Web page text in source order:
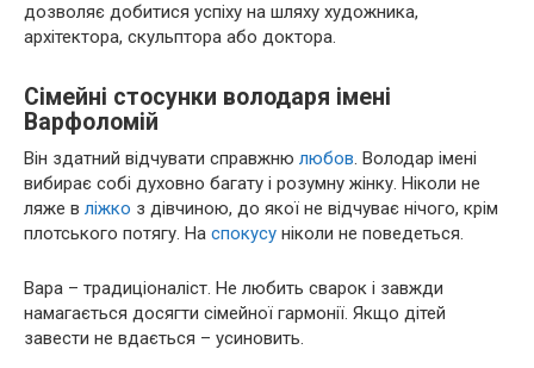
дозволяє добитися успіху на шляху художника,
архітектора, скульптора або доктора.
Сімейні стосунки володаря імені
Варфоломій
Він здатний відчувати справжню любов. Володар імені
вибирає собі духовно багату і розумну жінку. Ніколи не
ляже в ліжко з дівчиною, до якої не відчуває нічого, крім
плотського потягу. На спокусу ніколи не поведеться.
Вара – традиціоналіст. Не любить сварок і завжди
намагається досягти сімейної гармонії. Якщо дітей
завести не вдається – усиновить.